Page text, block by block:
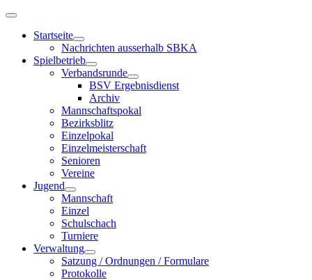
Startseite
Nachrichten ausserhalb SBKA
Spielbetrieb
Verbandsrunde
BSV Ergebnisdienst
Archiv
Mannschaftspokal
Bezirksblitz
Einzelpokal
Einzelmeisterschaft
Senioren
Vereine
Jugend
Mannschaft
Einzel
Schulschach
Turniere
Verwaltung
Satzung / Ordnungen / Formulare
Protokolle